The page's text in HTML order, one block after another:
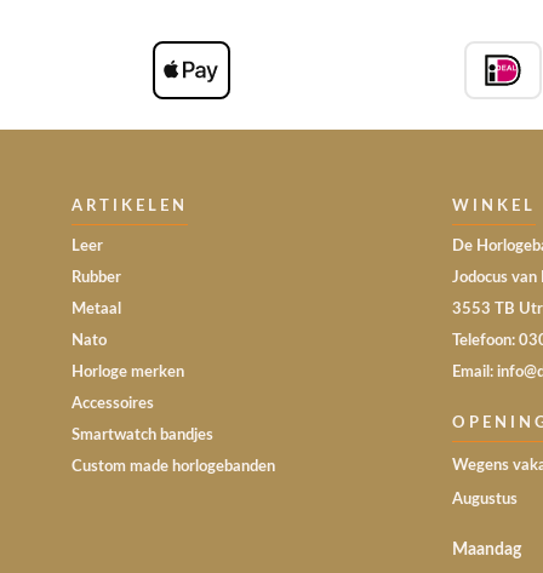
ARTIKELEN
Leer
Rubber
Metaal
Nato
Horloge merken
Accessoires
Smartwatch bandjes
Custom made horlogebanden
WINKEL
De
Jodocus
3553 TB
Telefoon:
Email:
Wegens
Augustus
Maandag